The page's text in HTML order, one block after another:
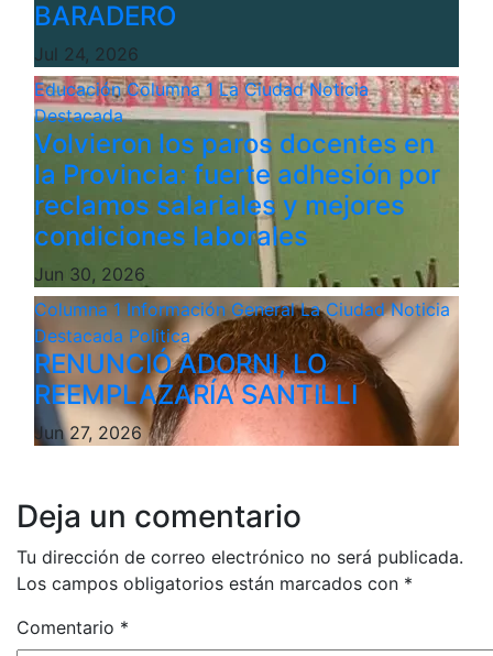
BARADERO
Jul 24, 2026
EducaciónColumna 1 La CiudadNoticia
Destacada
Volvieron los paros docentes en
la Provincia: fuerte adhesión por
reclamos salariales y mejores
condiciones laborales
Jun 30, 2026
Columna 1 Información GeneralLa CiudadNoticia
Destacada Politica
RENUNCIÓ ADORNI, LO
REEMPLAZARÍA SANTILLI
Jun 27, 2026
Deja un comentario
Tu dirección de correo electrónico no será publicada.
Los campos obligatorios están marcados con *
Comentario *